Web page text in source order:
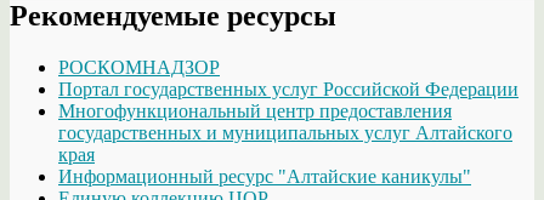
Рекомендуемые ресурсы
РОСКОМНАДЗОР
Портал государственных услуг Российской Федерации
Многофункциональный центр предоставления
государственных и муниципальных услуг Алтайского
края
Информационный ресурс "Алтайские каникулы"